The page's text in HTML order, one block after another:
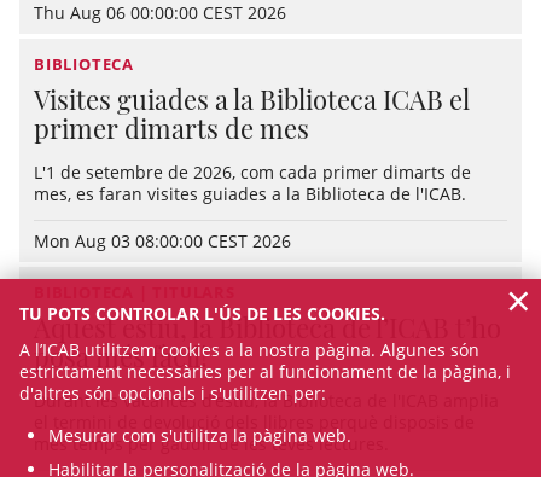
Thu Aug 06 00:00:00 CEST 2026
BIBLIOTECA
Visites guiades a la Biblioteca ICAB el
primer dimarts de mes
L'1 de setembre de 2026, com cada primer dimarts de
mes, es faran visites guiades a la Biblioteca de l'ICAB.
Mon Aug 03 08:00:00 CEST 2026
Aquest estiu, la Biblioteca de l’ICAB t’ho
posa més fàcil!
Durant les vacances d’estiu, la Biblioteca de l'ICAB amplia
més temps per gaudir de les teves lectures.
TU POTS CONTROLAR L'ÚS DE LES COOKIES.
A l’ICAB utilitzem cookies a la nostra pàgina. Algunes són
estrictament necessàries per al funcionament de la pàgina, i
d'altres són opcionals i s'utilitzen per:
Mesurar com s'utilitza la pàgina web.
Habilitar la personalització de la pàgina web.
×